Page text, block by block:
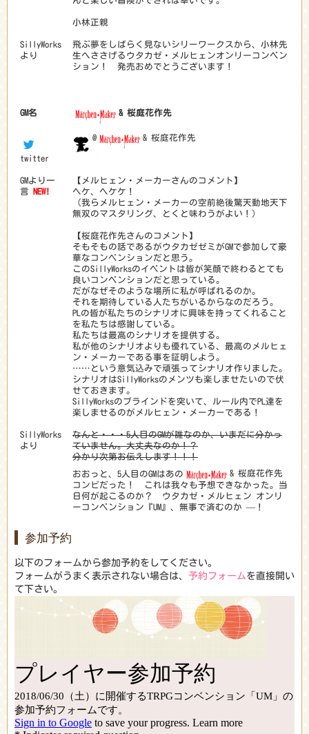
小林正親
SillyWorks
より
飛ぶ夢をしばらく見ないシリーワークスから、小林先
生へささげるウタカゼ・メルヒェンオンリーコンベン
ション！ 発売おめでとうございます！
GM名 & 桜庭花作先
twitter
@ & 桜庭花作先
GMより一
言 NEW!
【メルヒェン・メーカーさんのコメント】
ヘケ、ヘケケ！
（我らメルヒェン・メーカーの空前絶後驚天動地天下
無双のマスタリング、とくと味わうがよい！）
【桜庭花作先さんのコメント】
そもそもの話であるがウタカゼゼミがGMで参加して豪
華なコンベンションだと思う。
このSillyWorksのイベントは皆が笑顔で終わるとても
良いコンベンションだと思っている。
だがなぜそのような場所に私が呼ばれるのか。
それを期待している人たちがいるからなのだろう。
PLの皆が私たちのシナリオに興味を持ってくれること
を私たちは感謝している。
私たちは最高のシナリオを提供する。
私が他のシナリオよりも優れている、最高のメルヒェ
ン・メーカーである事を証明しよう。
……という意気込みで頑張ってシナリオ作りました。
シナリオはSillyWorksのメンツも楽しませたいので伏
せておきます。
SillyWorksのブラインドを突いて、ルール内でPL達を
楽しませるのがメルヒェン・メーカーである！
SillyWorks
より
なんと・・・5人目のGMが誰なのか、いまだに分かっ
ていません。大丈夫なのか！？
分かり次第お伝えします！！！
おおっと、5人目のGMはあの
& 桜庭花作先
コンビだった！ これは我々も予想できなかった。当
日何が起こるのか？ ウタカゼ・メルヒェン オンリ
ーコンベンション『UM』、無事で済むのか — ！
参加予約
以下のフォームから参加予約をしてください。
フォームがうまく表示されない場合は、 予約フォーム を直接開い
て下さい。